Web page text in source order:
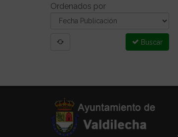
Ordenados por
Buscar